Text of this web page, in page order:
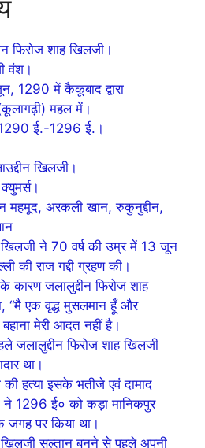
फिरोज शाह खिलजी।
वंश।
1290 में कैकूबाद द्वारा
(कूलागढ़ी) महल में।
ई.-1296 ई.।
खिलजी।
महमूद, अरकली खान, रुकुनुद्दीन,
खिलजी ने 70 वर्ष की उम्र में 13 जून
की राज गद्दी ग्रहण की।
कारण जलालुद्दीन फिरोज शाह
“मै एक वृद्ध मुसलमान हूँ और
मेरी आदत नहीं है।
जलालुद्दीन फिरोज शाह खिलजी
था।
की हत्या इसके भतीजे एवं दामाद
ने 1296 ई० को कड़ा मानिकपुर
जगह पर किया था।
खिलजी सुल्तान बनने से पहले अपनी